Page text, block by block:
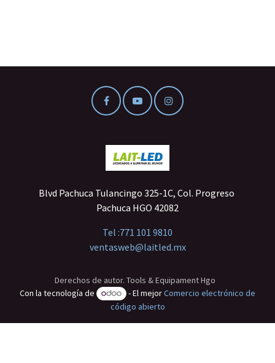
Blvd Pachuca Tulancingo 325-1C, Col. Progreso
Pachuca HGO 42082
Tel :771 101 9810
ventasweb@laitled.mx
Derechos de autor. Tools & Equipament Hgo
Con la tecnología de
- El mejorComercio electrónico de
código abierto